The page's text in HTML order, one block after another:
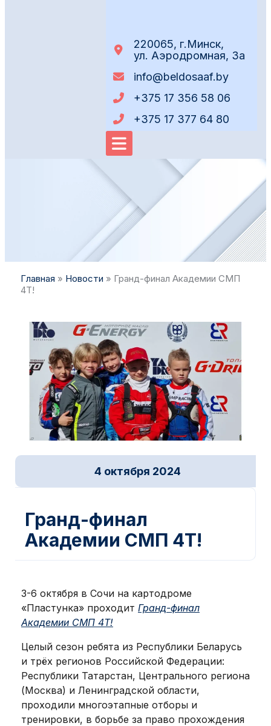
220065, г.Минск,
ул. Аэродромная, 3а
info@beldosaaf.by
+375 17 356 58 06
+375 17 377 64 80
Главная » Новости » Гранд-финал Академии СМП
4Т!
4 октября 2024
Гранд-финал
Академии СМП 4Т!
3-6 октября в Сочи на картодроме
«Пластунка» проходит Гранд-финал
Академии СМП 4Т!
Целый сезон ребята из Республики Беларусь
и трёх регионов Российской Федерации:
Республики Татарстан, Центрального региона
(Москва) и Ленинградской области,
проходили многоэтапные отборы и
тренировки, в борьбе за право прохождения